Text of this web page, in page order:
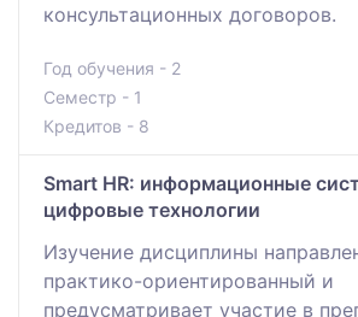
консультационных договоров.
Год обучения - 2
Семестр - 1
Кредитов - 8
Smart HR: информационные
цифровые технологии
Изучение дисциплины
практико-ориентированный и
предусматривает участие в